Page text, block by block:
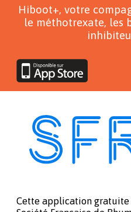
Hiboot+, votre
le méthotrexate, les
Cette application gratuite